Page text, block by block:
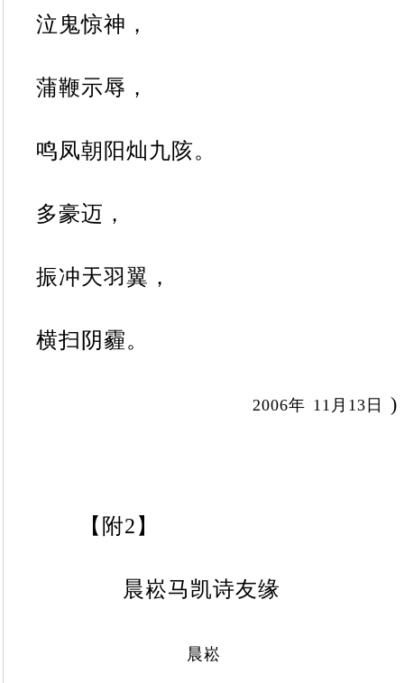
泣鬼惊神，
蒲鞭示辱，
鸣凤朝阳灿九陔。
多豪迈，
振冲天羽翼，
横扫阴霾。
2006年 11 月 13 日 )
【附2 】
晨崧马凯诗友缘
晨崧